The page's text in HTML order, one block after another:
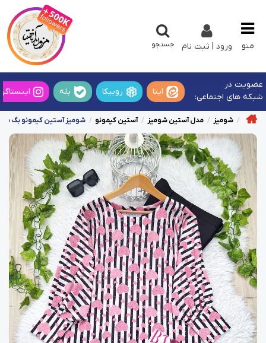
منو ورود | ثبت نام جستجو
عضویت در
شبکه های اجتماعی:
ایتا روبیکا بله
شومیز مدل آستین شومیز آستین کیمونو شومیز آستین کیمونو بگ